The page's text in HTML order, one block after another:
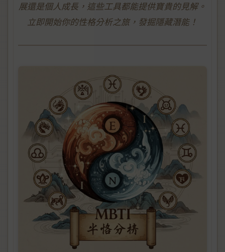
展還是個人成長，這些工具都能提供寶貴的見解。
立即開始你的性格分析之旅，發掘隱藏潛能！